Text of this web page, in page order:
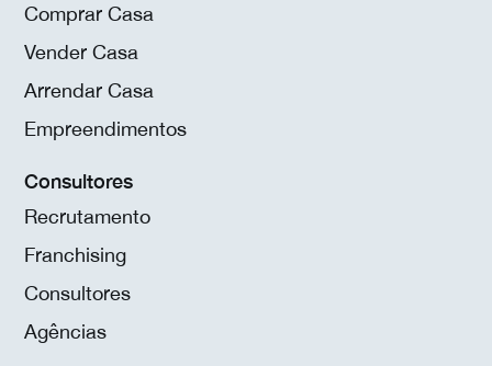
Comprar Casa
Vender Casa
Arrendar Casa
Empreendimentos
Consultores
Recrutamento
Franchising
Consultores
Agências